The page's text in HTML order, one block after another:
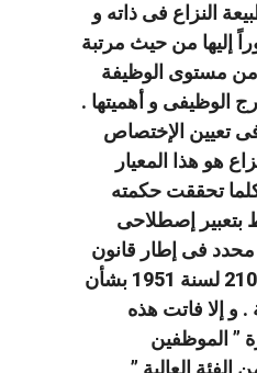
النزاع فى ذاته و
إليها من حيث مرتبة
مستوى الوظيفة
الوظيفى و أهميتها .
تعيين الإختصاص
هو هذا المعيار
تحققت حكمته
بتعبير إصطلاحى
فى إطار قانون
معين كالقانون رقم 210 لسنة 1951 بشأن
و إلا فاتت هذه
” الموظفين
الفئة العالية ”